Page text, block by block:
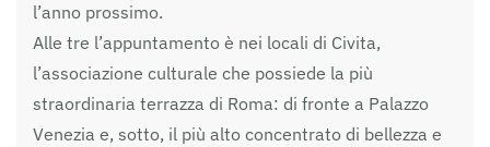
l’anno prossimo.
Alle tre l’appuntamento è nei locali di Civita,
l’associazione culturale che possiede la più
straordinaria terrazza di Roma: di fronte a Palazzo
Venezia e, sotto, il più alto concentrato di bellezza e